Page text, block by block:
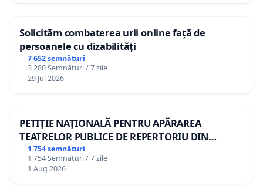
Solicităm combaterea urii online față de
persoanele cu dizabilități
7 652 semnături
3 280 Semnături / 7 zile
29 Jul 2026
PETIȚIE NAȚIONALĂ PENTRU APĂRAREA
TEATRELOR PUBLICE DE REPERTORIU DIN
ROMÂNIA
1 754 semnături
1 754 Semnături / 7 zile
1 Aug 2026